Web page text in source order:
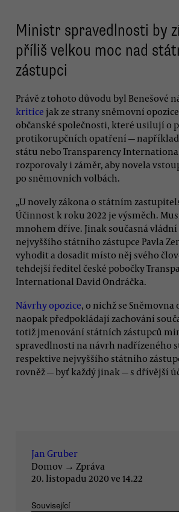
Ministr spravedlnosti by
příliš velkou moc nad
zástupci
Právě z tohoto důvodu byl Benešové
kritice jak ze strany sněmovní
občanské společnosti, které usilují o
protikorupčních opatření —
státu nebo Transparency
rozporovaly i záměr, aby novela
po sněmovních volbách.
„U novely zákona o státním
Účinnost k roku 2022 je výsměch.
mnohem dříve. Jinak současná
nejvyššího státního zástupce Pavla
vyhodit a dosadit místo něj svého
tehdejší ředitel české pobočky
International David Ondráčka.
Návrhy opozice, o nichž se
naopak předpokládají zachování
totiž jmenování státních zástupců
spravedlnosti na návrh nadřízeného
respektive nejvyššího státního
rovněž — byť každý jinak — s dřívější
Jan Gruber
Domov → Zpráva
20. listopadu 2020 ve 14.22
Související